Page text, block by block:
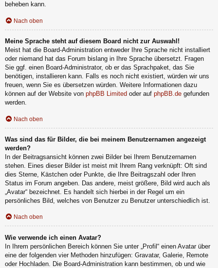
beheben kann.
Nach oben
Meine Sprache steht auf diesem Board nicht zur Auswahl!
Meist hat die Board-Administration entweder Ihre Sprache nicht installiert
oder niemand hat das Forum bislang in Ihre Sprache übersetzt. Fragen
Sie ggf. einen Board-Administrator, ob er das Sprachpaket, das Sie
benötigen, installieren kann. Falls es noch nicht existiert, würden wir uns
freuen, wenn Sie es übersetzen würden. Weitere Informationen dazu
können auf der Website von phpBB Limited oder auf phpBB.de gefunden
werden.
Nach oben
Was sind das für Bilder, die bei meinem Benutzernamen angezeigt
werden?
In der Beitragsansicht können zwei Bilder bei Ihrem Benutzernamen
stehen. Eines dieser Bilder ist meist mit Ihrem Rang verknüpft: Oft sind
dies Sterne, Kästchen oder Punkte, die Ihre Beitragszahl oder Ihren
Status im Forum angeben. Das andere, meist größere, Bild wird auch als
„Avatar“ bezeichnet. Es handelt sich hierbei in der Regel um ein
persönliches Bild, welches von Benutzer zu Benutzer unterschiedlich ist.
Nach oben
Wie verwende ich einen Avatar?
In Ihrem persönlichen Bereich können Sie unter „Profil“ einen Avatar über
eine der folgenden vier Methoden hinzufügen: Gravatar, Galerie, Remote
oder Hochladen. Die Board-Administration kann bestimmen, ob und wie